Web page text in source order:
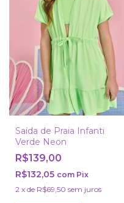
Saída de Praia Infanti
Verde Neon
R$139,00
R$132,05 com Pix
2 x de R$69,50 sem juros